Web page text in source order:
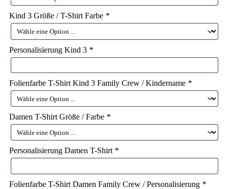
Kind 3 Größe / T-Shirt Farbe *
Personalisierung Kind 3 *
Folienfarbe T-Shirt Kind 3 Family Crew / Kindername *
Damen T-Shirt Größe / Farbe *
Personalisierung Damen T-Shirt *
Folienfarbe T-Shirt Damen Family Crew / Personalisierung *